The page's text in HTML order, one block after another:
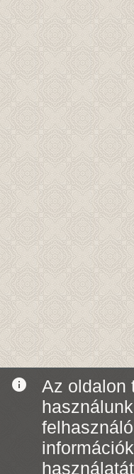
info
Az oldalon